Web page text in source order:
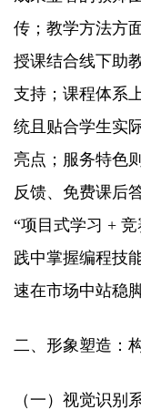
传；教学方法方
授课结合线下助
支持；课程体系
统且贴合学生实
亮点；服务特色
反馈、免费课后
“项目式学习 +
践中掌握编程技
速在市场中站稳脚
二、形象塑造：
（一）视觉识别